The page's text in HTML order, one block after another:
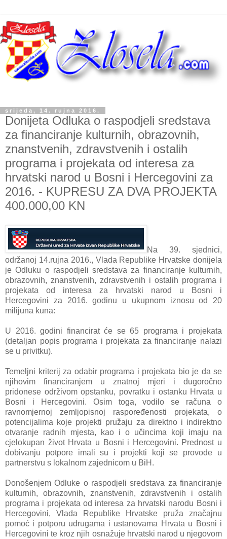
srijeda, 14. rujna 2016.
Donijeta Odluka o raspodjeli sredstava
za financiranje kulturnih, obrazovnih,
znanstvenih, zdravstvenih i ostalih
programa i projekata od interesa za
hrvatski narod u Bosni i Hercegovini za
2016. - KUPRESU ZA DVA PROJEKTA
400.000,00 KN
Na 39. sjednici,
održanoj 14.rujna 2016., Vlada Republike Hrvatske donijela
je Odluku o raspodjeli sredstava za financiranje kulturnih,
obrazovnih, znanstvenih, zdravstvenih i ostalih programa i
projekata od interesa za hrvatski narod u Bosni i
Hercegovini za 2016. godinu u ukupnom iznosu od 20
milijuna kuna:
U 2016. godini financirat će se 65 programa i projekata
(detaljan popis programa i projekata za financiranje nalazi
se u privitku).
Temeljni kriterij za odabir programa i projekata bio je da se
njihovim financiranjem u znatnoj mjeri i dugoročno
pridonese održivom opstanku, povratku i ostanku Hrvata u
Bosni i Hercegovini. Osim toga, vodilo se računa o
ravnomjernoj zemljopisnoj raspoređenosti projekata, o
potencijalima koje projekti pružaju za direktno i indirektno
otvaranje radnih mjesta, kao i o učincima koji imaju na
cjelokupan život Hrvata u Bosni i Hercegovini. Prednost u
dobivanju potpore imali su i projekti koji se provode u
partnerstvu s lokalnom zajednicom u BiH.
Donošenjem Odluke o raspodjeli sredstava za financiranje
kulturnih, obrazovnih, znanstvenih, zdravstvenih i ostalih
programa i projekata od interesa za hrvatski narodu Bosni i
Hercegovini, Vlada Republike Hrvatske pruža značajnu
pomoć i potporu udrugama i ustanovama Hrvata u Bosni i
Hercegovini te kroz njih osnažuje hrvatski narod u njegovom